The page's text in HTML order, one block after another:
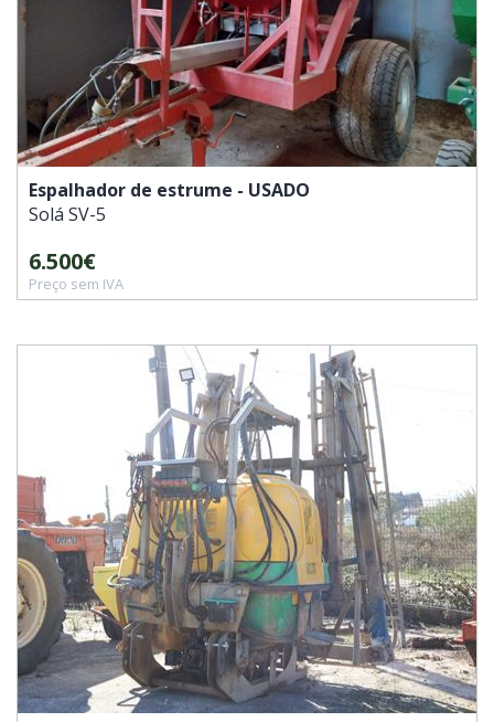
Espalhador de estrume - USADO
Solá SV-5
6.500€
Preço sem IVA